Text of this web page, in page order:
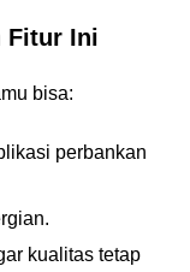
Fitur Ini
bisa:
perbankan
kualitas tetap